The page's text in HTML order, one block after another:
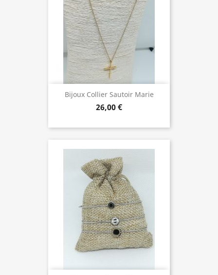
Bijoux Collier Sautoir Marie
26,00 €